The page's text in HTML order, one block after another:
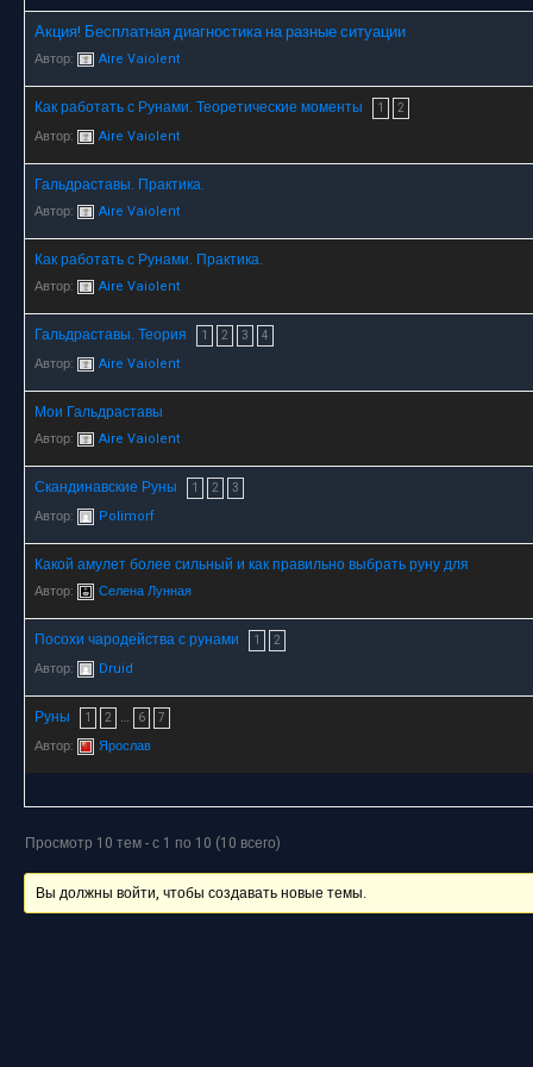
Акция! Бесплатная диагностика на разные ситуации
Автор: Aire Vaiolent
Как работать с Рунами. Теоретические моменты 1 2
Автор: Aire Vaiolent
Гальдраставы. Практика.
Автор: Aire Vaiolent
Как работать с Рунами. Практика.
Автор: Aire Vaiolent
Гальдраставы. Теория 1 2 3 4
Автор: Aire Vaiolent
Мои Гальдраставы
Автор: Aire Vaiolent
Скандинавские Руны 1 2 3
Автор: Polimorf
Какой амулет более сильный и как правильно выбрать руну для
Автор: Селена Лунная
Посохи чародейства с рунами 1 2
Автор: Druid
Руны 1 2 … 6 7
Автор: Ярослав
Просмотр 10 тем - с 1 по 10 (10 всего)
Вы должны войти, чтобы создавать новые темы.